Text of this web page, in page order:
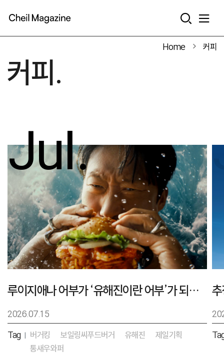
Home 커피
커피.
Jul.
루이지애나 어부가 ‘유해진이란 어부’가 되기까지 – 버거킹 보일링씨푸드버거 캠페인
2026.07.15
Tag | 버거킹 보일링씨푸드버거 유해진
제일기획
통새우와퍼